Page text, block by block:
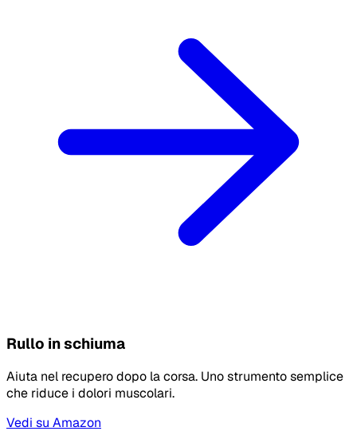
Rullo in schiuma
Aiuta nel recupero dopo la corsa. Uno strumento semplice
che riduce i dolori muscolari.
Vedi su Amazon